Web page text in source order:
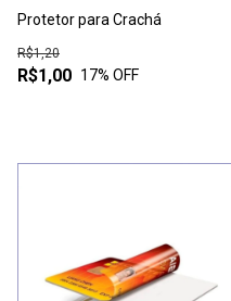
Protetor para Crachá
R$1,00
R$1,20
17% OFF